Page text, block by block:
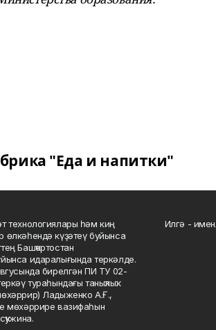
"Еда и напитки"
технологиялары һәм киң
өлкәһендә күҙәтеү буйынса
Башҡортостан
идаралығында теркәлде.
бирелгән ПИ ТУ 02-
тураһындағы таныҡлыҡ.
Ладыженко А.Ғ.,
мөхәррире вазифаһын
Илгә -